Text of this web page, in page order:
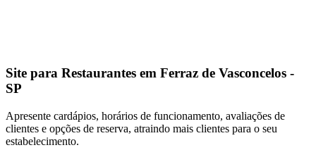
Site para Restaurantes em Ferraz de Vasconcelos -
SP
Apresente cardápios, horários de funcionamento, avaliações de
clientes e opções de reserva, atraindo mais clientes para o seu
estabelecimento.